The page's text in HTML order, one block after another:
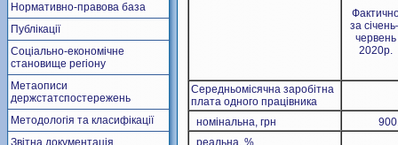
Нормативно-правова база
Публікації
Соціально-економічне
становище регіону
Метаописи
держстатспостережень
Методологія та класифікації
Звітна документація
за
червень
2020р.
Середньомісячна заробітна
плата одного працівника
номінальна, грн
реальна, %